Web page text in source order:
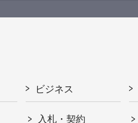
ビジネス
入札・契約